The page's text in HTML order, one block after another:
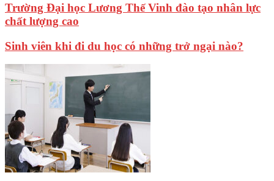
Trường Đại học Lương Thế Vinh đào tạo nhân lực
chất lượng cao
Sinh viên khi đi du học có những trở ngại nào?